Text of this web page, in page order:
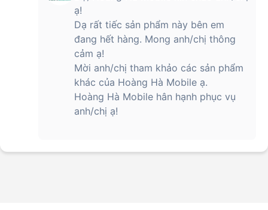
ạ!
Dạ rất tiếc sản phẩm này bên em
đang hết hàng. Mong anh/chị thông
cảm ạ!
Mời anh/chị tham khảo các sản phẩm
khác của Hoàng Hà Mobile ạ.
Hoàng Hà Mobile hân hạnh phục vụ
anh/chị ạ!